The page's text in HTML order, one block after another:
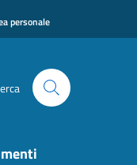
personale